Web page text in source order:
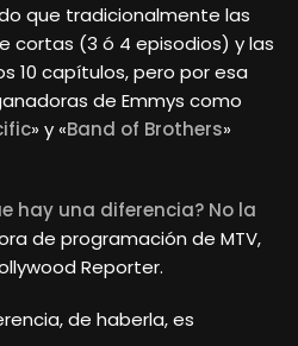
que tradicionalmente las
cortas (3 ó 4 episodios) y las
10 capítulos, pero por esa
de Emmys como
» y «Band of Brothers»
hay una diferencia? No la
de programación de MTV,
Reporter.
de haberla, es